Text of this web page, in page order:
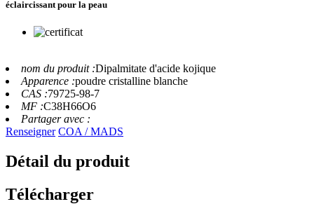
éclaircissant pour la peau
nom du produit :Dipalmitate d'acide kojique
Apparence :poudre cristalline blanche
CAS :79725-98-7
MF :C38H66O6
Partager avec :
Renseigner COA / MADS
Détail du produit
Télécharger